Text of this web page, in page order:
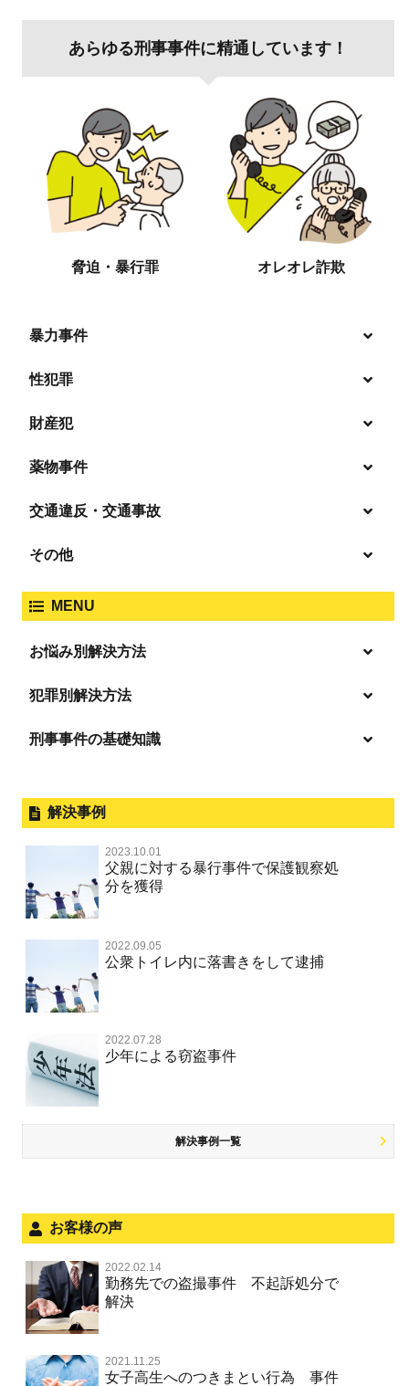
あらゆる刑事事件に精通しています！
脅迫・暴行罪 オレオレ詐欺
暴力事件
逮捕・監禁
業務妨害
公務執行妨害
性犯罪
盗撮・のぞき
強姦・準強姦
淫行・援助交際
公然わいせつ，わいせつ物頒布，淫
行勧誘罪
児童ポルノ・リベンジポルノ
財産犯
詐欺
恐喝
薬物事件
危険ドラッグ
交通違反・交通事故
ひき逃げ・当て逃げ
危険運転行為等
自転車事故
その他
放火・失火
ネット犯罪
銃刀法違反
風営法・風適法違反
児童虐待・保護責任者遺棄
不正競争防止法
住居侵入等
MENU
お悩み別解決方法
逮捕の不安や悩み
無実・無罪を証明してほしい
示談で解決してほしい
執行猶予にしてほしい
事件のことを秘密にしたい
被害届・告訴・告発されたら
犯罪別解決方法
事件別－暴力事件
過失致死・過失傷害
器物損壊
脅迫・強要
業務妨害罪
公務執行妨害罪
逮捕・監禁
暴行・傷害
略取・誘拐・人身売買
性犯罪 TOP
淫行・援助交際（児童買春、淫行条例、児童福祉法違反）
不同意性交等罪（旧 強制性交等罪，準強制性交等罪），
監護者性交等罪
不同意わいせつ（旧 強制わいせつ，準強制わいせつ）
公然わいせつ罪，わいせつ物頒布等罪，淫行勧誘罪
児童ポルノ リベンジポルノ
痴漢
盗撮，のぞき行為
事件別－財産犯
財産犯 TOP
横領 背任
窃盗罪
知的財産と刑事事件
恐喝
盗品売買・譲り受け等
事件別－薬物事件
薬物事件 TOP
覚せい剤
危険ドラッグ
大麻
麻薬及び向精神薬
事件別－交通違反・交通事故
交通違反・交通事故 TOP
交通事故 交通違反と刑事事件
自転車事故
人身事故・死亡事故
無免許運転
その他 TOP
児童虐待・保護責任者遺棄
住居侵入等
銃刀法違反
ストーカー事件
不正競争防止法
風営法・風適法違反
文書偽造・偽造文書行使
著作権法違反・商標法違反
放火・失火
刑事事件の基礎知識
刑事裁判の概要・手続
公務員の逮捕・刑事事件
控訴・上告
国選弁護士と私選弁護士の違い
司法取引・刑事免責
取調べの注意点
少年事件の手続と特色
少年事件の処分
被害届・告訴・告発の不安や悩み
面会・差し入れ
解決事例
2023.10.01
父親に対する暴行事件で保護観察処
分を獲得
2022.09.05
公衆トイレ内に落書きをして逮捕
2022.07.28
少年による窃盗事件
解決事例一覧
お客様の声
2022.02.14
勤務先での盗撮事件 不起訴処分で
解決
2021.11.25
女子高生へのつきまとい行為 事件